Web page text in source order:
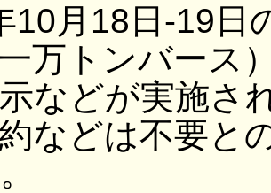
10月18日-19日
万トンバース
などが実施さ
などは不要と